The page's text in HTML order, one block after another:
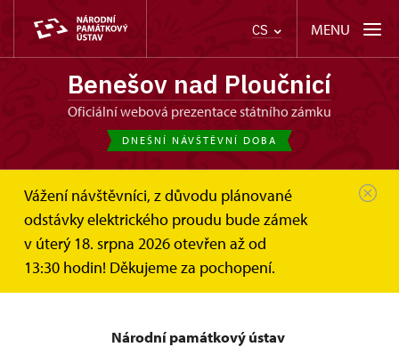
CS MENU
Benešov nad Ploučnicí
oficiální webová prezentace státního zámku
DNEŠNÍ NÁVŠTĚVNÍ DOBA
Vážení návštěvníci, z důvodu plánované
odstávky elektrického proudu bude zámek
v úterý 18. srpna 2026 otevřen až od
13:30 hodin! Děkujeme za pochopení.
Benešov nad Ploučnicí
Informace pro návštěvníky
Návštěvní řád
Návštěvní řád státního zámku
Benešov nad Ploučnicí
Národní památkový ústav